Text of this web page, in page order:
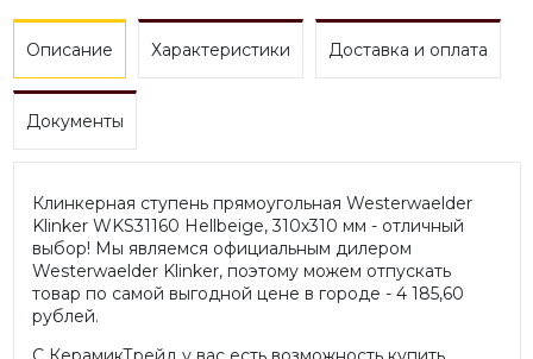
Описание Характеристики Доставка и оплата
Документы
Клинкерная ступень прямоугольная Westerwaelder
Klinker WKS31160 Hellbeige, 310х310 мм - отличный
выбор! Мы являемся официальным дилером
Westerwaelder Klinker, поэтому можем отпускать
товар по самой выгодной цене в городе - 4 185,60
рублей.